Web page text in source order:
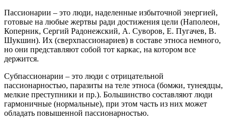
Пассионарии – это люди, наделенные избыточной энергией,
готовые на любые жертвы ради достижения цели (Наполеон,
Коперник, Сергий Радонежский, А. Суворов, Е. Пугачев, В.
Шукшин). Их (сверхпассионариев) в составе этноса немного,
но они представляют собой тот каркас, на котором все
держится.
Субпассионарии – это люди с отрицательной
пассионарностью, паразиты на теле этноса (бомжи, тунеядцы,
мелкие преступники и пр.). Большинство составляют люди
гармоничные (нормальные), при этом часть из них может
обладать повышенной пассионарностью.